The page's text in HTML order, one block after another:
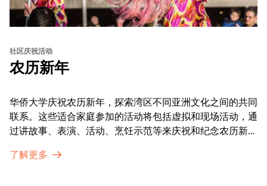
社区庆祝活动
农历新年
华侨大学庆祝农历新年，探索湾区不同亚洲文化之间的共同
联系。这些适合家庭参加的活动将包括虚拟和现场活动，通
过讲故事、表演、活动、烹饪示范等来庆祝和纪念农历新年
通过亲身参与和虚拟的治疗圈来相互支持。
了解更多